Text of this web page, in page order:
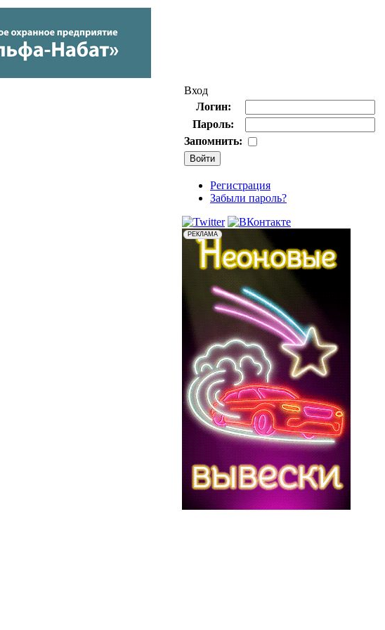
Вход
Логин:
Пароль:
Запомнить:
Регистрация
Забыли пароль?